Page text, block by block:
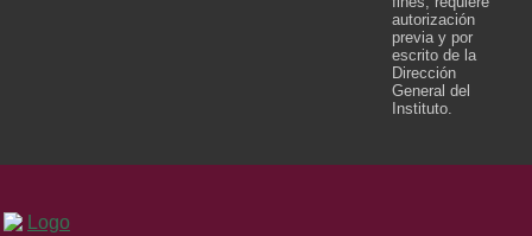
autorización
previa y por
escrito de la
Dirección
General del
Instituto.